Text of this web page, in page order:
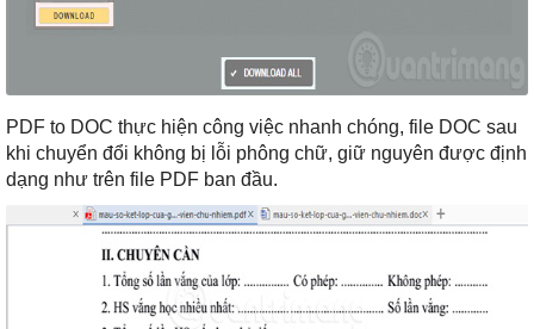
PDF to DOC thực hiện công việc nhanh chóng, file DOC sau
khi chuyển đổi không bị lỗi phông chữ, giữ nguyên được định
dạng như trên file PDF ban đầu.